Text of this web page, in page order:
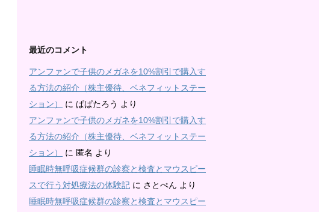
最近のコメント
アンファンで子供のメガネを10%割引で購入す
る方法の紹介（株主優待、ベネフィットステー
ション）
に ぱぱたろう より
アンファンで子供のメガネを10%割引で購入す
る方法の紹介（株主優待、ベネフィットステー
ション）
に 匿名 より
睡眠時無呼吸症候群の診察と検査とマウスピー
スで行う対処療法の体験記 に さとぺん より
睡眠時無呼吸症候群の診察と検査とマウスピー